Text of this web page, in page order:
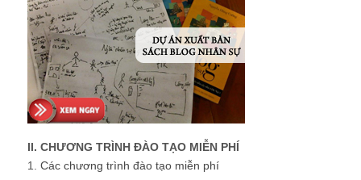
II. CHƯƠNG TRÌNH ĐÀO TẠO MIỄN PHÍ
1. Các chương trình đào tạo miễn phí